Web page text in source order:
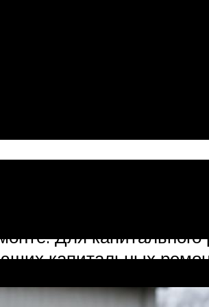
с заменой
и его агрегатов
разборку,
и испытание.
капитального
ремонта, при
из оборотного
Для капитального
капитальных